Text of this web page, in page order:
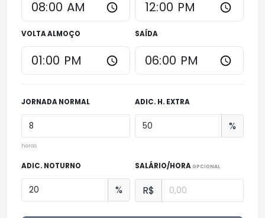
VOLTA ALMOÇO SAÍDA
JORNADA NORMAL
horas
ADIC. H. EXTRA
%
ADIC. NOTURNO
%
SALÁRIO/HORAOPCIONAL
R$